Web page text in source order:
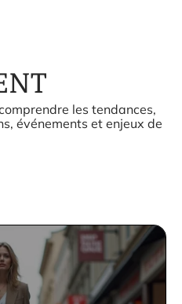
les tendances,
événements et enjeux de